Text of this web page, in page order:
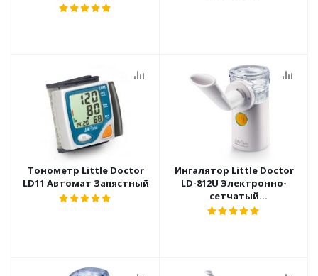
Тонометр Little Doctor
LD11 Автомат Запястный
Ингалятор Little Doctor
LD-812U Электронно-
сетчатый
Ультразвуковой